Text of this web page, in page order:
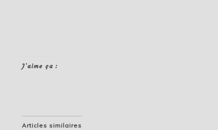
J’aime ça :
Articles similaires